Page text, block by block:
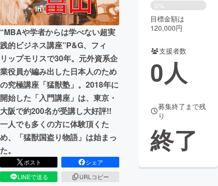
ビジネス・起業 チャレンジ
まちづくり・地域活性化
CAMPFIRE for Social Good
CAMPFIRE Creation
CAMPFIREふるさと納税machi-ya コミュニティ
“MBAや学者からは学べない超実
践的ビジネス講座”P&G、フィ
リップモリスで30年。元外資系企
業役員が編み出した​日本人のため
の究極講座「猛獣塾」。​2018年に
開始した「入門講座」は、東京・
大阪で約200名が受講し大好評!!
一人でも多くの方に体験頂くた
め、「猛獣国盗り物語」は始まっ
た。
ポスト
シェア
LINEで送る
URLコピー
0%
目標金額は
120,000円
支援者数
0人
募集終了まで残
り
終了